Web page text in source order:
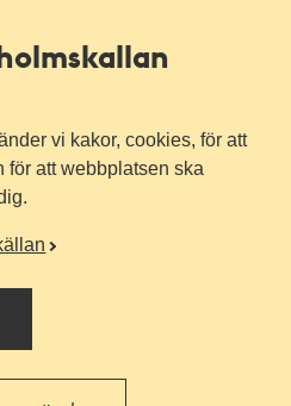
vi kakor, cookies, för att
för att webbplatsen ska